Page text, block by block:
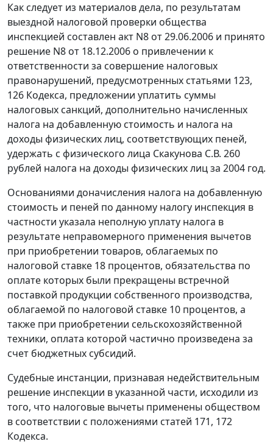
Как следует из материалов дела, по результатам
выездной налоговой проверки общества
инспекцией составлен акт N8 от 29.06.2006 и принято
решение N8 от 18.12.2006 о привлечении к
ответственности за совершение налоговых
правонарушений, предусмотренных статьями 123,
126 Кодекса, предложении уплатить суммы
налоговых санкций, дополнительно начисленных
налога на добавленную стоимость и налога на
доходы физических лиц, соответствующих пеней,
удержать с физического лица Скакунова С.В. 260
рублей налога на доходы физических лиц за 2004 год.
Основаниями доначисления налога на добавленную
стоимость и пеней по данному налогу инспекция в
частности указала неполную уплату налога в
результате неправомерного применения вычетов
при приобретении товаров, облагаемых по
налоговой ставке 18 процентов, обязательства по
оплате которых были прекращены встречной
поставкой продукции собственного производства,
облагаемой по налоговой ставке 10 процентов, а
также при приобретении сельскохозяйственной
техники, оплата которой частично произведена за
счет бюджетных субсидий.
Судебные инстанции, признавая недействительным
решение инспекции в указанной части, исходили из
того, что налоговые вычеты применены обществом
в соответствии с положениями статей 171, 172
Кодекса.